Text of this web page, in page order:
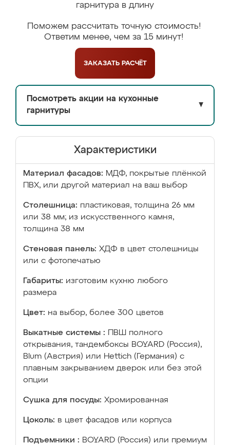
гарнитура в длину
Поможем рассчитать точную стоимость!
Ответим менее, чем за 15 минут!
ЗАКАЗАТЬ РАСЧЁТ
Посмотреть акции на кухонные
гарнитуры
▼
Характеристики
Материал фасадов: МДФ, покрытые плёнкой
ПВХ, или другой материал на ваш выбор
Столешница: пластиковая, толщина 26 мм
или 38 мм; из искусственного камня,
толщина 38 мм
Стеновая панель: ХДФ в цвет столешницы
или с фотопечатью
Габариты: изготовим кухню любого
размера
Цвет: на выбор, более 300 цветов
Выкатные системы :
ПВШ полного
открывания, тандембоксы BOYARD (Россия),
Blum (Австрия) или Hettich (Германия) с
плавным закрыванием дверок или без этой
опции
Сушка для посуды: Хромированная
Цоколь: в цвет фасадов или корпуса
Подъемники : BOYARD (Россия) или премиум